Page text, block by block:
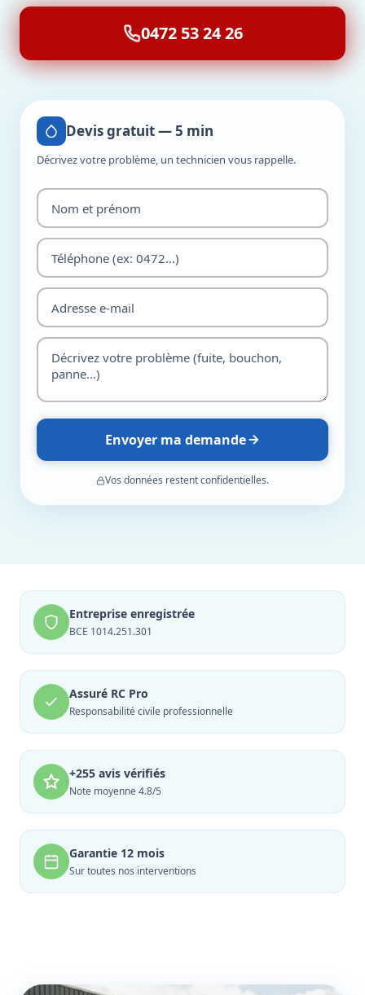
0472 53 24 26
Devis gratuit — 5 min
Décrivez votre problème, un technicien vous rappelle.
Envoyer ma demande
Vos données restent confidentielles.
Entreprise enregistrée
BCE 1014.251.301
Assuré RC Pro
Responsabilité civile professionnelle
+255 avis vérifiés
Note moyenne 4.8/5
Garantie 12 mois
Sur toutes nos interventions